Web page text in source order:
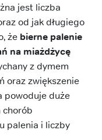
jest liczba
od jak długiego
że bierne palenie
na miażdżycę
z dymem
oraz zwiększenie
powoduje duże
chorób
palenia i liczby